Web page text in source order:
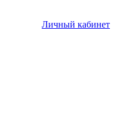
Личный кабинет